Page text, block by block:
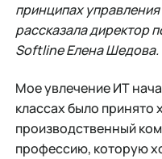
принципах
рассказала директор
Softline Елена Шедова.
Мое увлечение ИТ
классах было принято
производственный
профессию, которую